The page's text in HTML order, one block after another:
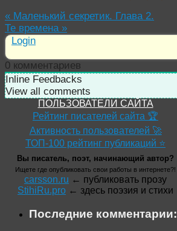
« Маленький секретик. Глава 2.
Те времена »
Login
0 комментариев
Inline Feedbacks
View all comments
ПОЛЬЗОВАТЕЛИ САЙТА
Рейтинг писателей сайта 🏆
Активность пользователей 🚀
ТОП-100 рейтинг публикаций ⭐
Вы писатель, поэт, начинающий автор?
Ищете где опубликовать свои работы в интернете?!
carsson.ru ← публиковать прозу
StihiRu.pro ← здесь поэзия и стихи
Последние комментарии: